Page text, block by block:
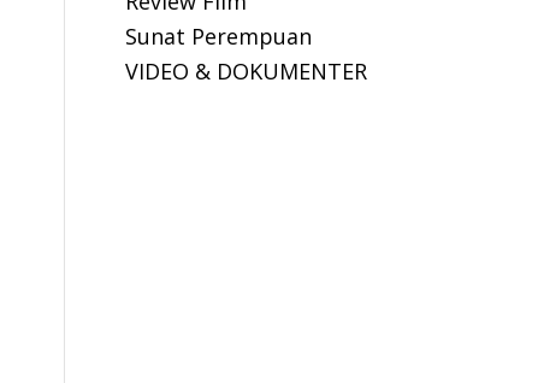
Sunat Perempuan
VIDEO & DOKUMENTER